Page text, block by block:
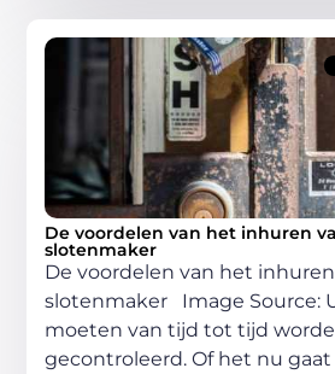
De voordelen van het inhuren
slotenmaker
De voordelen van het
slotenmaker ‍Image Source:
moeten van tijd tot tijd
gecontroleerd. Of het nu